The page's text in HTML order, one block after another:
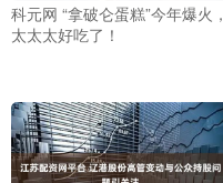
科元网 “拿破仑蛋糕”今年爆火，
太太太好吃了！